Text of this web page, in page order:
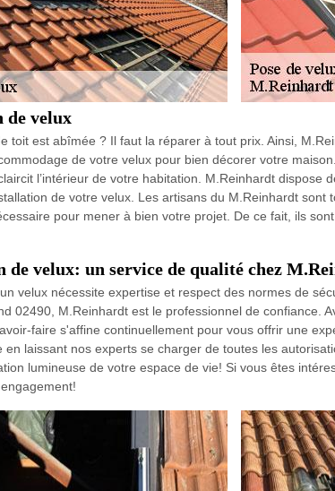
de velux
toit est abîmée ? Il faut la réparer à tout prix. Ainsi,
de votre velux pour bien décorer votre
l’intérieur de votre habitation. M.Reinhardt dispose
de votre velux. Les artisans du M.Reinhardt sont
pour mener à bien votre projet. De ce fait, ils
de velux: un service de qualité chez
velux nécessite expertise et respect des normes de
02490, M.Reinhardt est le professionnel de confiance.
faire s'affine continuellement pour vous offrir une
en laissant nos experts se charger de toutes les
lumineuse de votre espace de vie! Si vous êtes